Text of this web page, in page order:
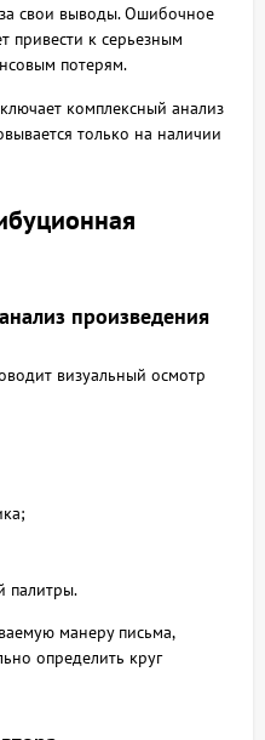
за свои выводы. Ошибочное
привести к серьезным
потерям.
комплексный анализ
только на наличии
произведения
визуальный осмотр
палитры.
манеру письма,
определить круг